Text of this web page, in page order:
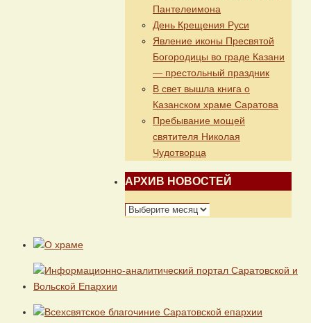
Пантелеимона
День Крещения Руси
Явление иконы Пресвятой
Богородицы во граде Казани
— престольный праздник
В свет вышла книга о
Казанском храме Саратова
Пребывание мощей
святителя Николая
Чудотворца
АРХИВ НОВОСТЕЙ
АРХИВ